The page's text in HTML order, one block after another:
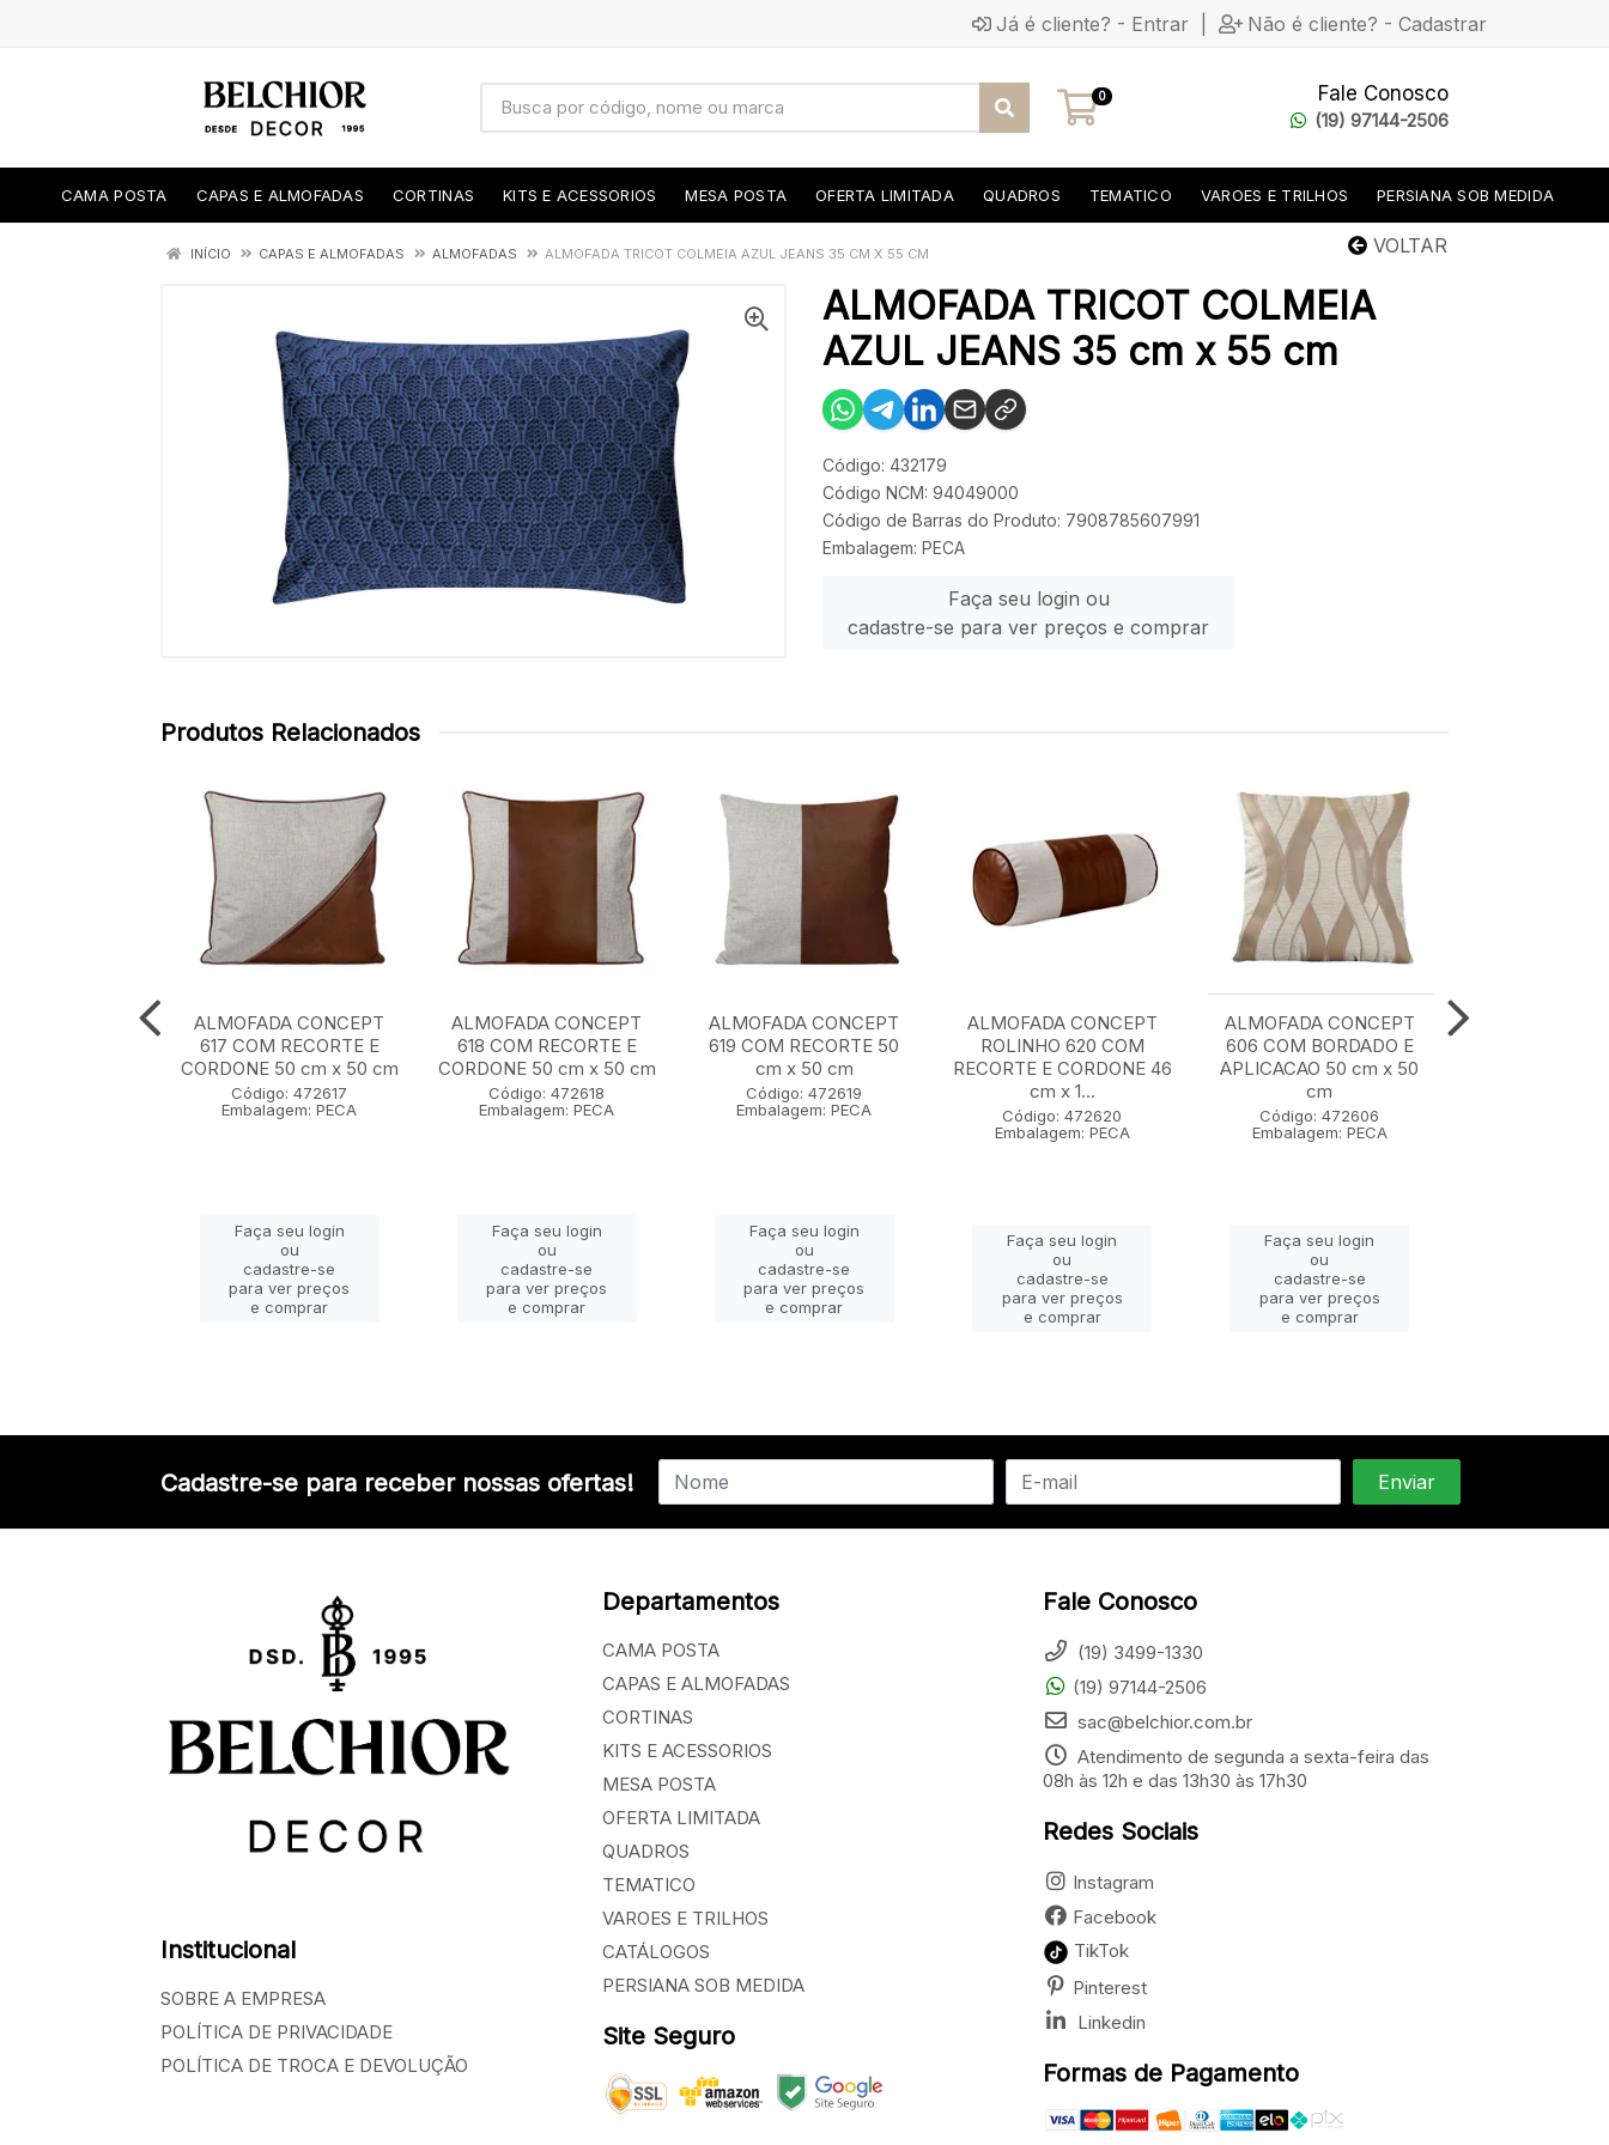
Já é cliente? - Entrar Não é cliente? - Cadastrar
0 Fale Conosco
(19) 97144-2506
CAMA POSTA CAPAS E ALMOFADAS CORTINAS KITS E ACESSORIOS MESA POSTA OFERTA LIMITADA QUADROS TEMATICO VAROES E TRILHOS PERSIANA SOB MEDIDA
VOLTAR
INÍCIO CAPAS E ALMOFADAS ALMOFADAS ALMOFADA TRICOT COLMEIA AZUL JEANS 35 CM X 55 CM
ALMOFADA TRICOT COLMEIA
AZUL JEANS 35 cm x 55 cm
Código: 432179
Código NCM: 94049000
Código de Barras do Produto: 7908785607991
Embalagem: PECA
Faça seu login ou
cadastre-se para ver preços e comprar
Produtos Relacionados
ALMOFADA CONCEPT
617 COM RECORTE E
CORDONE 50 cm x 50 cm
Código: 472617
Embalagem: PECA
Faça seu login
ou
cadastre-se
para ver preços
e comprar
ALMOFADA CONCEPT
618 COM RECORTE E
CORDONE 50 cm x 50 cm
Código: 472618
Embalagem: PECA
Faça seu login
ou
cadastre-se
para ver preços
e comprar
ALMOFADA CONCEPT
619 COM RECORTE 50
cm x 50 cm
Código: 472619
Embalagem: PECA
Faça seu login
ou
cadastre-se
para ver preços
e comprar
ALMOFADA CONCEPT
ROLINHO 620 COM
RECORTE E CORDONE 46
cm x 1...
Código: 472620
Embalagem: PECA
Faça seu login
ou
cadastre-se
para ver preços
e comprar
ALMOFADA CONCEPT
606 COM BORDADO E
APLICACAO 50 cm x 50
cm
Código: 472606
Embalagem: PECA
Faça seu login
ou
cadastre-se
para ver preços
e comprar
Cadastre-se para receber nossas ofertas!
Institucional
SOBRE A EMPRESA
POLÍTICA DE PRIVACIDADE
POLÍTICA DE TROCA E DEVOLUÇÃO
Departamentos
CAMA POSTA
CAPAS E ALMOFADAS
CORTINAS
KITS E ACESSORIOS
MESA POSTA
OFERTA LIMITADA
QUADROS
TEMATICO
VAROES E TRILHOS
CATÁLOGOS
PERSIANA SOB MEDIDA
Site Seguro
Fale Conosco
(19) 3499-1330
(19) 97144-2506
sac@belchior.com.br
Atendimento de segunda a sexta-feira das
08h às 12h e das 13h30 às 17h30
Redes Sociais
Instagram
Facebook
TikTok
Pinterest
Linkedin
Formas de Pagamento